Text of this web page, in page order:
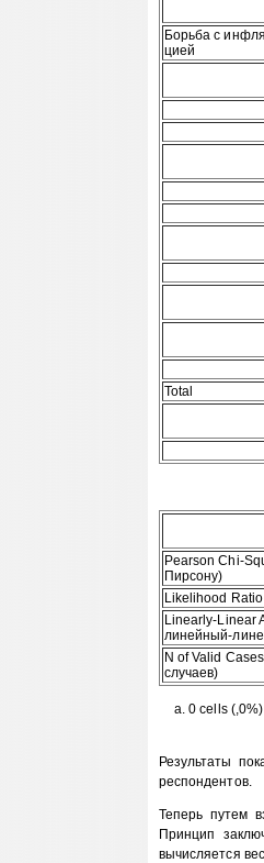
Борьба с
цией
Total
Pearson Chi-
Пирсону)
Likelihood
Linearly-Linear
линейный-
N of Valid
случаев)
a. 0 cells
Результаты
респондентов.
Теперь путем
Принцип
вычисляется